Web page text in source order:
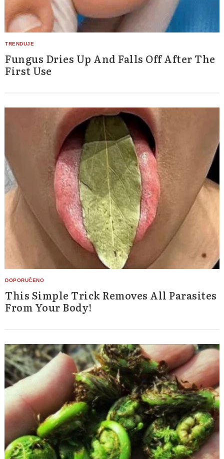
Fungus Dries Up And Falls Off After The
First Use
This Simple Trick Removes All Parasites
From Your Body!